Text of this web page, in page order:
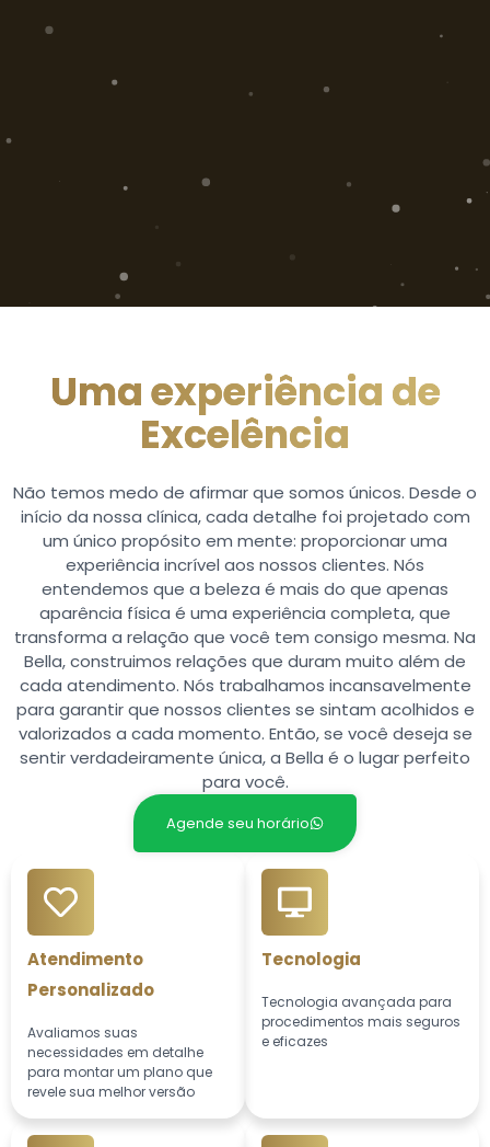
Uma experiência de
Excelência
Não temos medo de afirmar que somos únicos. Desde o
início da nossa clínica, cada detalhe foi projetado com
um único propósito em mente: proporcionar uma
experiência incrível aos nossos clientes. Nós
entendemos que a beleza é mais do que apenas
aparência física é uma experiência completa, que
transforma a relação que você tem consigo mesma. Na
Bella, construimos relações que duram muito além de
cada atendimento. Nós trabalhamos incansavelmente
para garantir que nossos clientes se sintam acolhidos e
valorizados a cada momento. Então, se você deseja se
sentir verdadeiramente única, a Bella é o lugar perfeito
para você.
Agende seu horário
Atendimento
Personalizado
Avaliamos suas
necessidades em detalhe
para montar um plano que
revele sua melhor versão
Tecnologia
Tecnologia avançada para
procedimentos mais seguros
e eficazes